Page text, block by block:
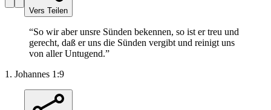
Vers Teilen
“So wir aber unsre Sünden bekennen, so ist er treu und
gerecht, daß er uns die Sünden vergibt und reinigt uns
von aller Untugend.”
1. Johannes 1:9